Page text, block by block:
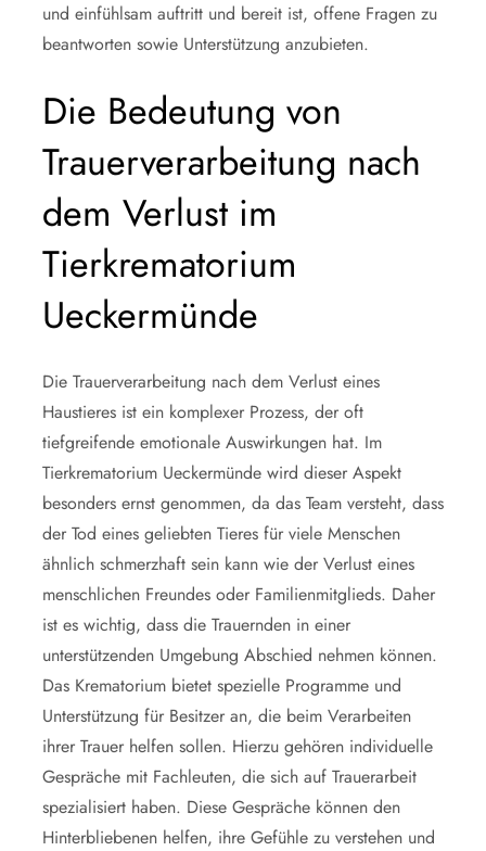
und einfühlsam auftritt und bereit ist, offene Fragen zu
beantworten sowie Unterstützung anzubieten.
Die Bedeutung von
Trauerverarbeitung nach
dem Verlust im
Tierkrematorium
Ueckermünde
Die Trauerverarbeitung nach dem Verlust eines
Haustieres ist ein komplexer Prozess, der oft
tiefgreifende emotionale Auswirkungen hat. Im
Tierkrematorium Ueckermünde wird dieser Aspekt
besonders ernst genommen, da das Team versteht, dass
der Tod eines geliebten Tieres für viele Menschen
ähnlich schmerzhaft sein kann wie der Verlust eines
menschlichen Freundes oder Familienmitglieds. Daher
ist es wichtig, dass die Trauernden in einer
unterstützenden Umgebung Abschied nehmen können.
Das Krematorium bietet spezielle Programme und
Unterstützung für Besitzer an, die beim Verarbeiten
ihrer Trauer helfen sollen. Hierzu gehören individuelle
Gespräche mit Fachleuten, die sich auf Trauerarbeit
spezialisiert haben. Diese Gespräche können den
Hinterbliebenen helfen, ihre Gefühle zu verstehen und